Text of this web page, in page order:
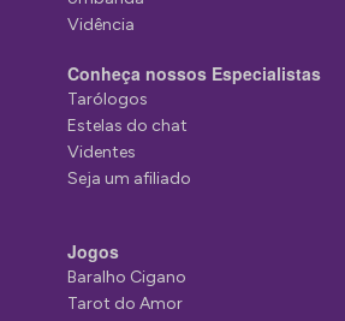
Vidência
Conheça nossos Especialistas
Tarólogos
Estelas do chat
Videntes
Seja um afiliado
Jogos
Baralho Cigano
Tarot do Amor